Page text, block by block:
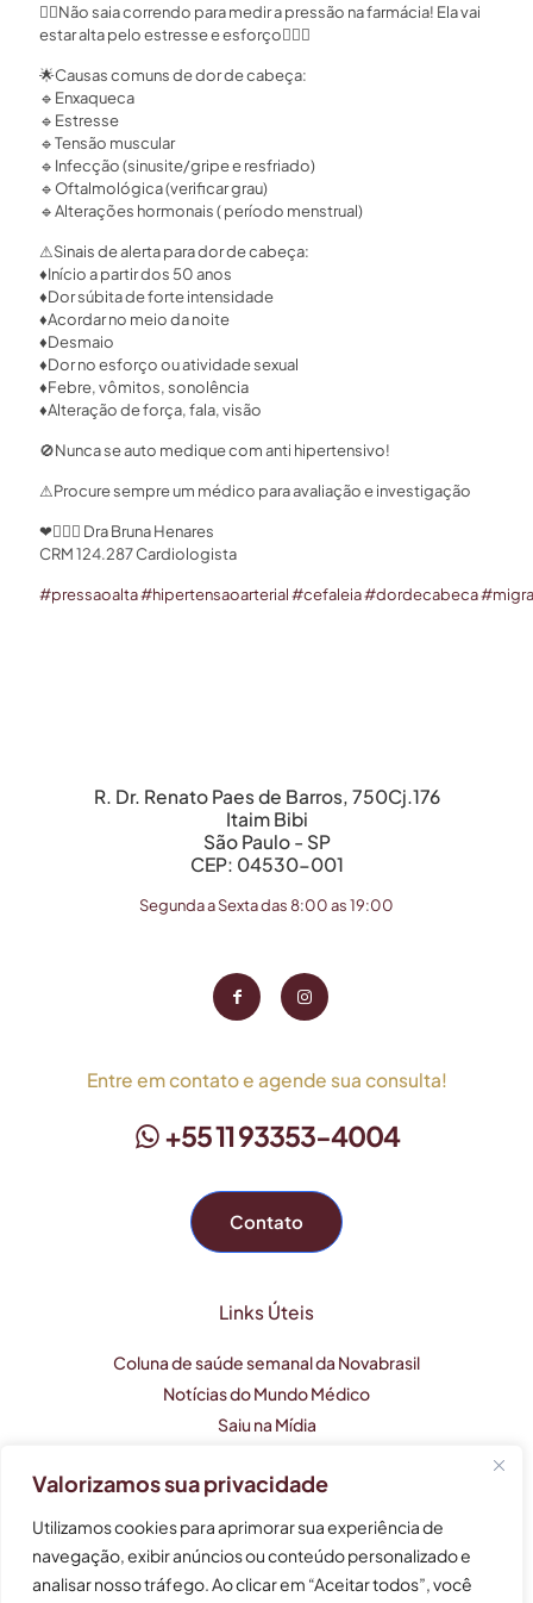
Valorizamos sua privacidade
Utilizamos cookies para aprimorar sua experiência de
navegação, exibir anúncios ou conteúdo personalizado e
analisar nosso tráfego. Ao clicar em “Aceitar todos”, você
🏃‍♂Não saia correndo para medir a pressão na farmácia! Ela vai
estar alta pelo estresse e esforço🤦🏻‍♀
🌟Causas comuns de dor de cabeça:
🔹 Enxaqueca
🔹 Estresse
🔹Tensão muscular
🔹 Infecção (sinusite/gripe e resfriado)
🔹 Oftalmológica (verificar grau)
🔹Alterações hormonais ( período menstrual)
⚠Sinais de alerta para dor de cabeça:
♦Início a partir dos 50 anos
♦Dor súbita de forte intensidade
♦Acordar no meio da noite
♦Desmaio
♦Dor no esforço ou atividade sexual
♦Febre, vômitos, sonolência
♦Alteração de força, fala, visão
🚫Nunca se auto medique com anti hipertensivo!
⚠Procure sempre um médico para avaliação e investigação
❤👩🏻‍⚕ Dra Bruna Henares
CRM 124.287 Cardiologista
#pressaoalta#hipertensaoarterial#cefaleia#dordecabeca#
R. Dr. Renato Paes de Barros, 750Cj.176
Itaim Bibi
São Paulo - SP
CEP: 04530-001
Segunda a Sexta das 8:00 as 19:00
Entre em contato e agende sua consulta!
+55 11 93353-4004
Contato
Links Úteis
Coluna de saúde semanal da Novabrasil
Notícias do Mundo Médico
Saiu na Mídia
Este perfil profissional tem caráter apenas informativo e
não substitui uma consulta médica.
As informações não devem ser usadas para auto-